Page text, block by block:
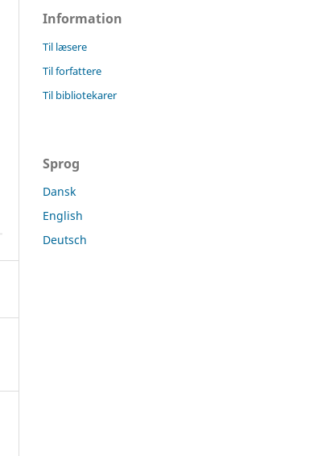
Information
Til læsere
Til forfattere
Til bibliotekarer
Sprog
Dansk
English
Deutsch